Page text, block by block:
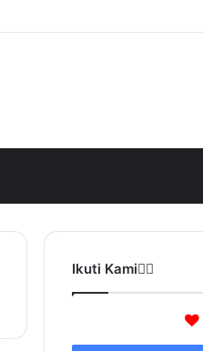
Ikuti Kami❤️‍🔥